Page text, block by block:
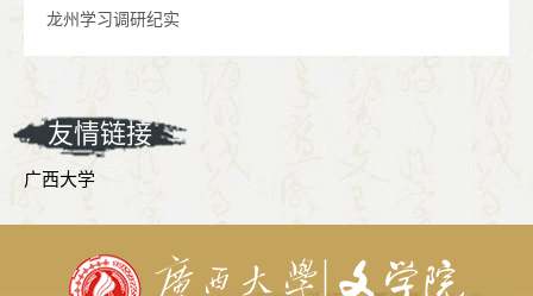
龙州学习调研纪实
友情链接
广西大学